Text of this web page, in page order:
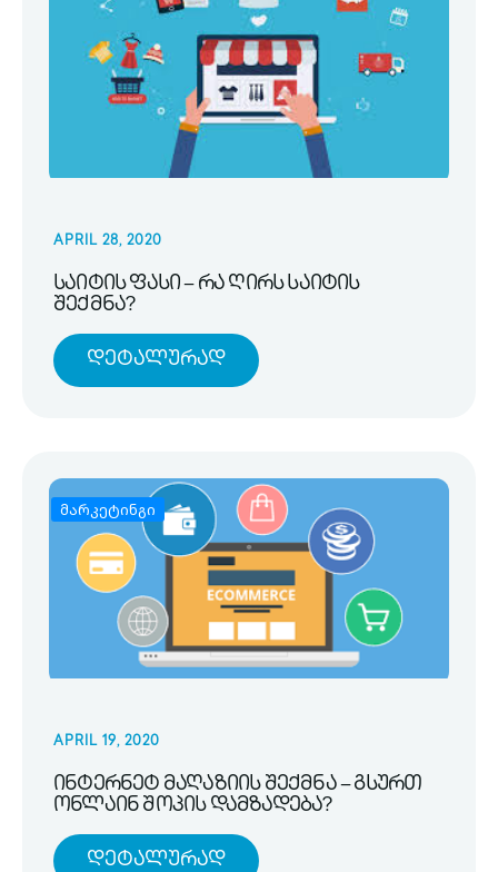
APRIL 28, 2020
საიტის ფასი – რა ღირს საიტის
შექმნა?
Დეტალურად
მარკეტინგი
APRIL 19, 2020
ინტერნეტ მაღაზიის შექმნა – გსურთ
ონლაინ შოპის დამზადება?
Დეტალურად